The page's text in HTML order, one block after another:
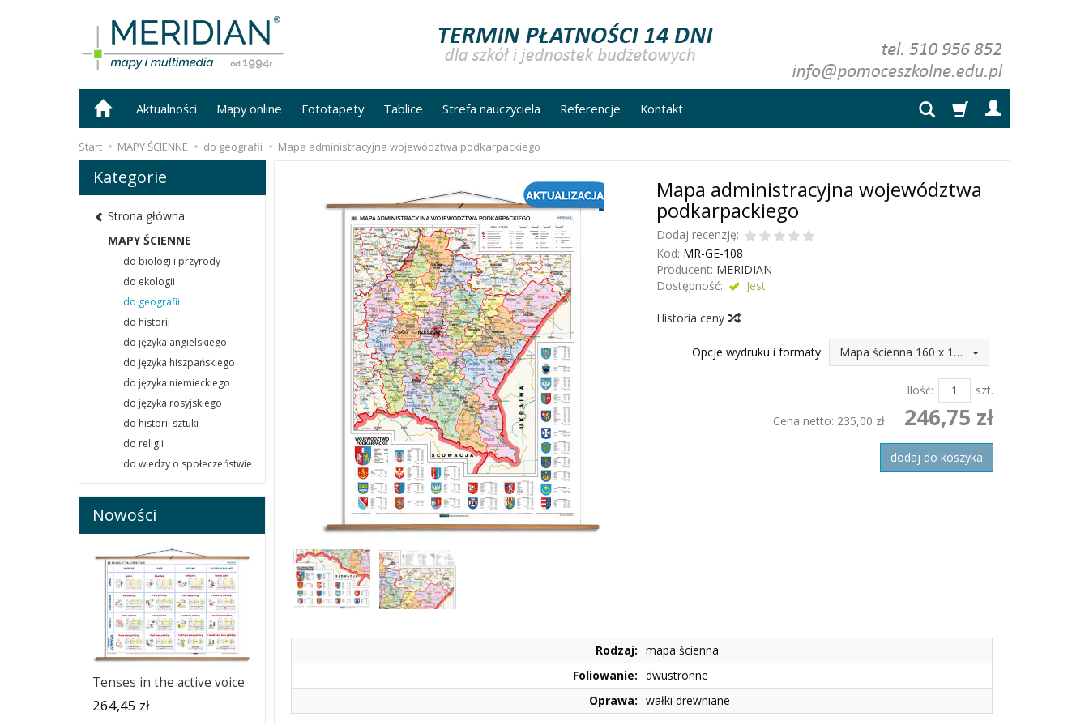
Aktualności Mapy online Fototapety Tablice Strefa nauczyciela Referencje Kontakt
Start MAPY ŚCIENNE do geografii Mapa administracyjna województwa podkarpackiego
Mapa administracyjna województwa
podkarpackiego
Dodaj recenzję:
Kod: MR-GE-108
Producent: MERIDIAN
Dostępność:
Jest
Historia ceny
Opcje wydruku i formaty Mapa ścienna 160 x 120 (246,75 zł)
Ilość:
szt.
Cena netto: 235,00 zł 246,75 zł
dodaj do koszyka
Rodzaj: mapa ścienna
Foliowanie: dwustronne
Oprawa: wałki drewniane
Kategorie
Strona główna
MAPY ŚCIENNE
do biologi i przyrody
do ekologii
do geografii
do historii
do języka angielskiego
do języka hiszpańskiego
do języka niemieckiego
do języka rosyjskiego
do historii sztuki
do religii
do wiedzy o społeczeństwie
Nowości
Tenses in the active voice
264,45 zł